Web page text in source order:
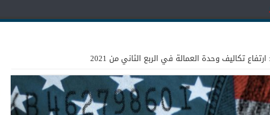
تكاليف وحدة العمالة في الربع الثاني من 2021